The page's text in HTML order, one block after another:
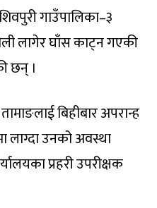
गाउँपालिका–३
लागेर घाँस काट्न गएकी
छन् ।
बिहीबार अपरान्ह
लाग्दा उनको अवस्था
प्रहरी उपरीक्षक